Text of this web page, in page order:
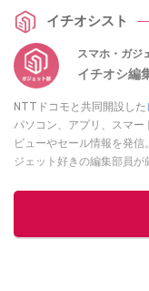
イチオシスト
スマホ・ガジ
イチオシ編
NTTドコモと共同開設した
パソコン、アプリ、スマ
ビューやセール情報を発
ジェット好きの編集部員が